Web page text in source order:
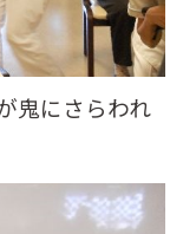
鬼にさらわれ